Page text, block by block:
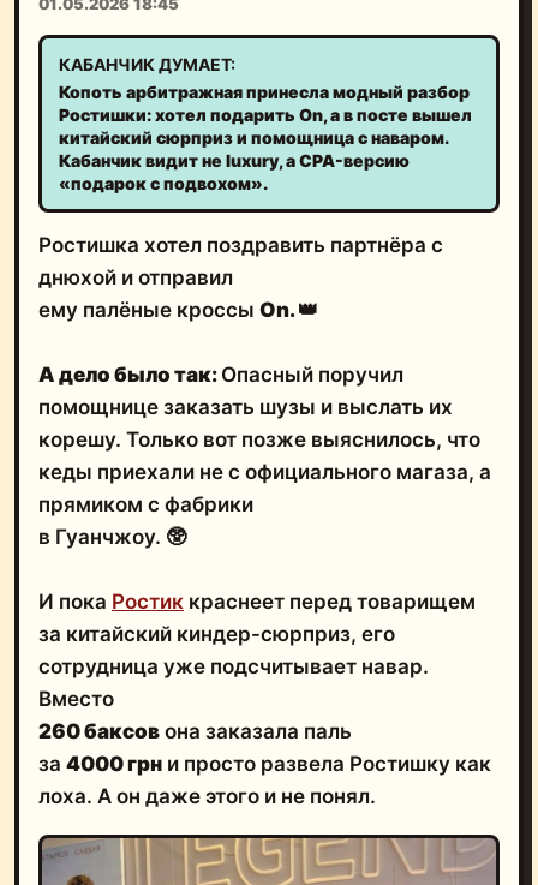
01.05.2026 18:45
КАБАНЧИК ДУМАЕТ:
Копоть арбитражная принесла модный разбор
Ростишки: хотел подарить On, а в посте вышел
китайский сюрприз и помощница с наваром.
Кабанчик видит не luxury, а CPA-версию
«подарок с подвохом».
Ростишка хотел поздравить партнёра с
днюхой и отправил
ему палёные кроссы On.👑
А дело было так: Опасный поручил
помощнице заказать шузы и выслать их
корешу. Только вот позже выяснилось, что
кеды приехали не с официального магаза, а
прямиком с фабрики
в Гуанчжоу. 🥸
И пока Ростик краснеет перед товарищем
за китайский киндер-сюрприз, его
сотрудница уже подсчитывает навар.
Вместо
260 баксов она заказала паль
за 4000 грн и просто развела Ростишку как
лоха. А он даже этого и не понял.